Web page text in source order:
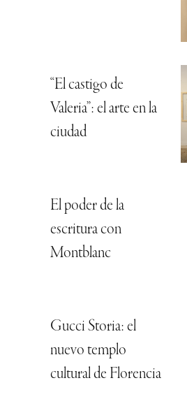
“El castigo de
Valeria”: el arte en la
ciudad
El poder de la
escritura con
Montblanc
Gucci Storia: el
nuevo templo
cultural de Florencia